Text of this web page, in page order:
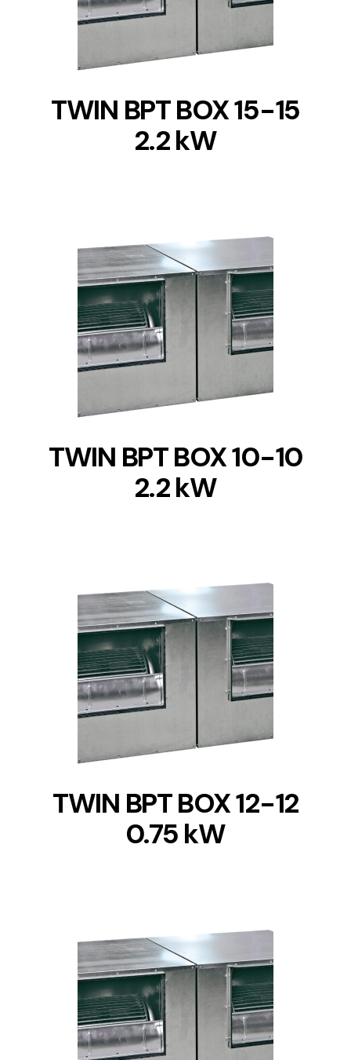
TWIN BPT BOX 15-15
2.2 kW
DETAILS
TWIN BPT BOX 10-10
2.2 kW
DETAILS
TWIN BPT BOX 12-12
0.75 kW
DETAILS